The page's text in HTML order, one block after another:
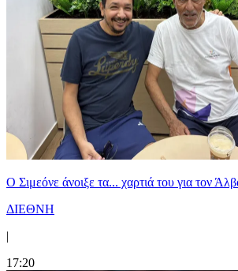
Ο Σιμεόνε άνοιξε τα... χαρτιά του για τον
ΔΙΕΘΝΗ
|
17:20